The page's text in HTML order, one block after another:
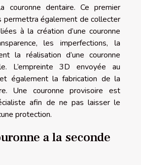
couronne dentaire. Ce premier
permettra également de collecter
à la création d’une couronne
les imperfections, la
la réalisation d’une couronne
L’empreinte 3D envoyée au
également la fabrication de la
Une couronne provisoire est
afin de ne pas laisser le
protection.
a la seconde